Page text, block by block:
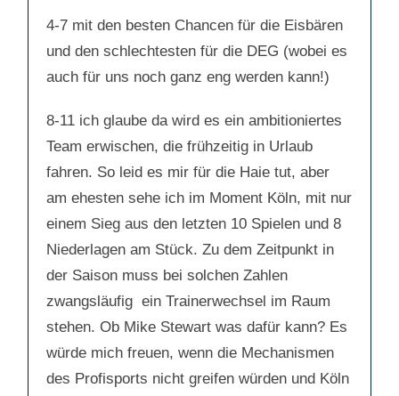
4-7 mit den besten Chancen für die Eisbären
und den schlechtesten für die DEG (wobei es
auch für uns noch ganz eng werden kann!)
8-11 ich glaube da wird es ein ambitioniertes
Team erwischen, die frühzeitig in Urlaub
fahren. So leid es mir für die Haie tut, aber
am ehesten sehe ich im Moment Köln, mit nur
einem Sieg aus den letzten 10 Spielen und 8
Niederlagen am Stück. Zu dem Zeitpunkt in
der Saison muss bei solchen Zahlen
zwangsläufig ein Trainerwechsel im Raum
stehen. Ob Mike Stewart was dafür kann? Es
würde mich freuen, wenn die Mechanismen
des Profisports nicht greifen würden und Köln